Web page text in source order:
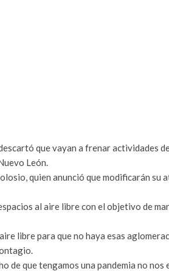
que vayan a frenar actividades
León.
quien anunció que modificarán su
al aire libre con el objetivo de
libre para que no haya esas
de que tengamos una pandemia no nos